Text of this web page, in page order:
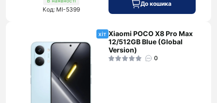
Код: MI-5399
До кошика
хіт Xiaomi POCO X8 Pro Max
12/512GB Blue (Global
Version)
0